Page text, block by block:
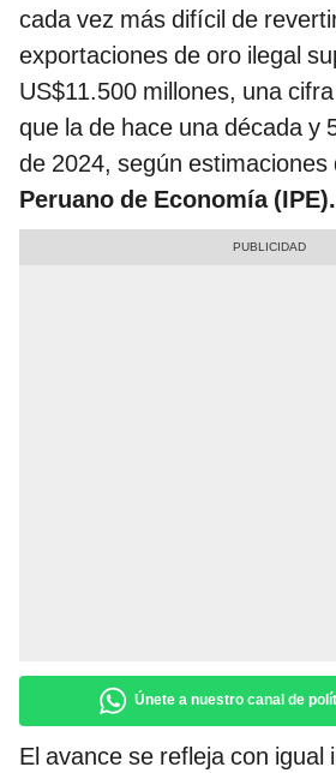
cada vez más difícil de
exportaciones de oro ilegal
US$11.500 millones, una
que la de hace una década y
de 2024, según estimaciones
Peruano de Economía (IPE).
Únete a nuestro canal de
El avance se refleja con igual